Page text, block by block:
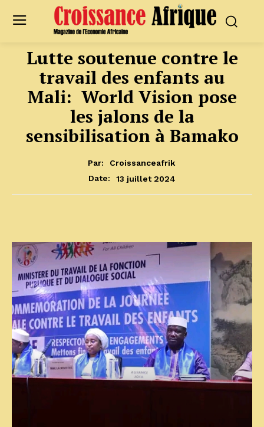
Lutte soutenue contre le
travail des enfants au
Mali: World Vision pose
les jalons de la
sensibilisation à Bamako
Par:
Croissanceafrik
Date:
13 juillet 2024